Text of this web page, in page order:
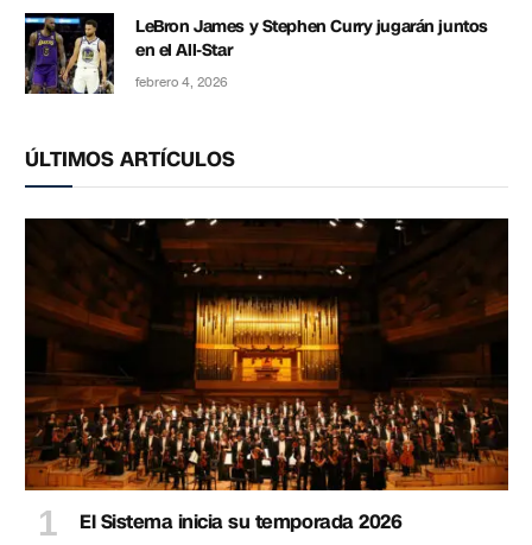
LeBron James y Stephen Curry jugarán juntos
en el All-Star
febrero 4, 2026
ÚLTIMOS ARTÍCULOS
El Sistema inicia su temporada 2026